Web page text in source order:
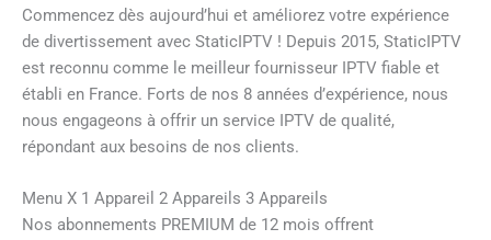
Commencez dès aujourd’hui et améliorez votre expérience
de divertissement avec StaticIPTV ! Depuis 2015, StaticIPTV
est reconnu comme le meilleur fournisseur IPTV fiable et
établi en France. Forts de nos 8 années d’expérience, nous
nous engageons à offrir un service IPTV de qualité,
répondant aux besoins de nos clients.
Menu X 1 Appareil 2 Appareils 3 Appareils
Nos abonnements PREMIUM de 12 mois offrent